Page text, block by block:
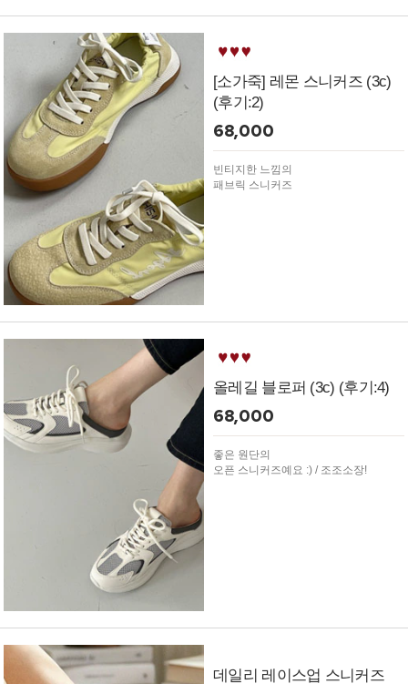
[소가죽] 레몬 스니커즈 (3c)
(후기:2)
68,000
빈티지한 느낌의
패브릭 스니커즈
올레길 블로퍼 (3c) (후기:4)
68,000
좋은 원단의
오픈 스니커즈예요 :) / 조조소장!
데일리 레이스업 스니커즈